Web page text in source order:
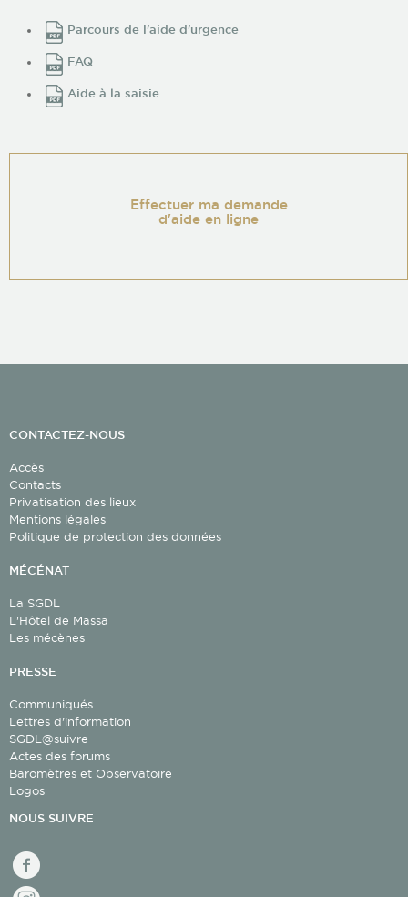
Parcours de l'aide d'urgence
FAQ
Aide à la saisie
Effectuer ma demande
d'aide en ligne
CONTACTEZ-NOUS
Accès
Contacts
Privatisation des lieux
Mentions légales
Politique de protection des données
MÉCÉNAT
La SGDL
L'Hôtel de Massa
Les mécènes
PRESSE
Communiqués
Lettres d'information
SGDL@suivre
Actes des forums
Baromètres et Observatoire
Logos
NOUS SUIVRE
facebook
Instagram